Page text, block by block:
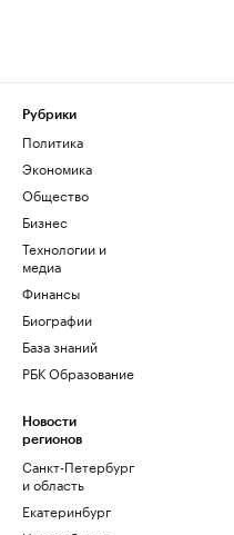
Рубрики
Политика
Экономика
Общество
Бизнес
Технологии и
медиа
Финансы
Биографии
База знаний
РБК Образование
Новости
регионов
Санкт-Петербург
и область
Екатеринбург